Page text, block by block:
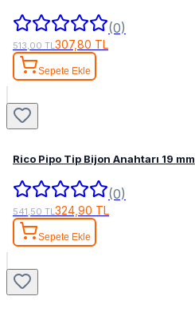
(0)
513,00 TL307,80 TL
Sepete Ekle
Rico Pipo Tip Bijon Anahtarı 19 mm
(0)
541,50 TL 324,90 TL
Sepete Ekle